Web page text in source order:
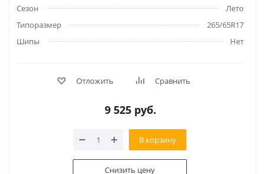
Сезон
Лето
Типоразмер
265/65R17
Шипы
Нет
Отложить Сравнить
9 525 руб.
В корзину
Снизить цену